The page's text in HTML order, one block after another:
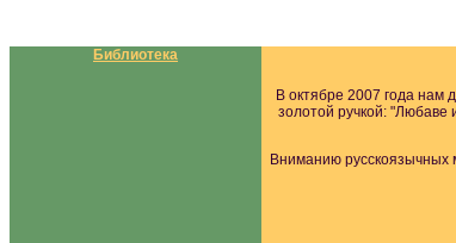
Библиотека
В октябре 2007 года нам
золотой ручкой: "Любаве
Вниманию русскоязычных